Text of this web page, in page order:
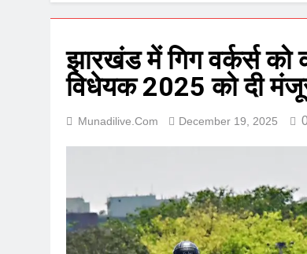
झारखंड में गिग वर्कर्स को
विधेयक 2025 को दी
Munadilive.com December 19, 2025